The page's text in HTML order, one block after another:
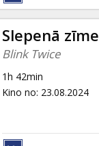
Slepenā zīme
Blink Twice
1h 42min
Kino no: 23.08.2024